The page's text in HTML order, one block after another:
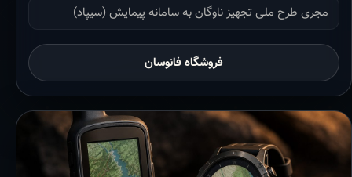
مجری طرح ملی تجهیز ناوگان به سامانه پیمایش (سیپاد)
فروشگاه فانوسان